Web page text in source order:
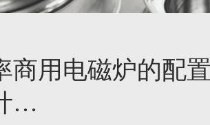
商用电磁炉的配
…